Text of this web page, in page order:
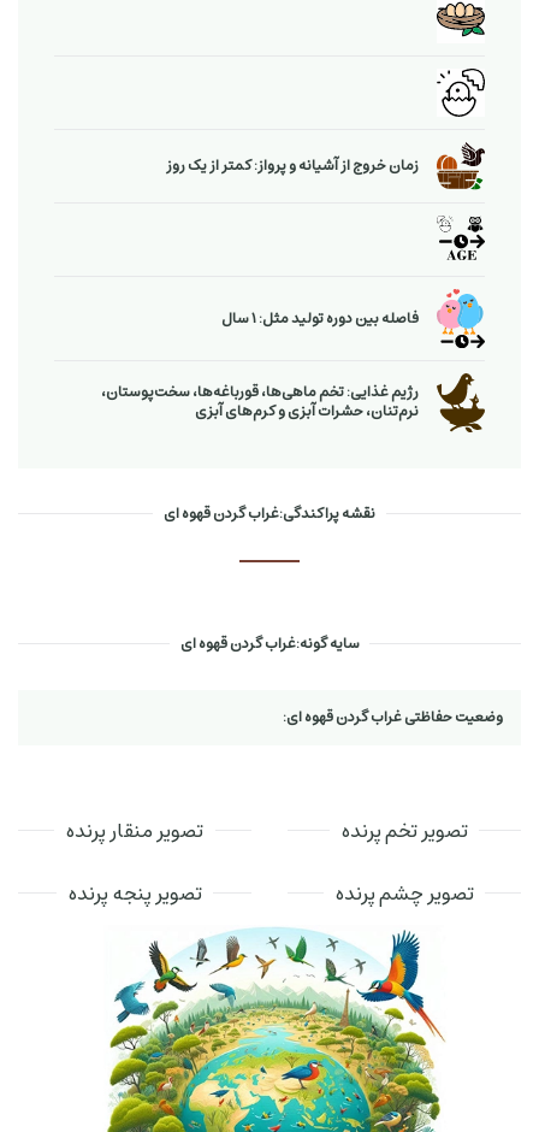
زمان خروج از آشیانه و پرواز: کمتر از یک روز
فاصله بین دوره تولید مثل: 1 سال
رژیم غذایی: تخم ماهی‌ها، قورباغه‌ها، سخت‌پوستان،
نرم‌تنان، حشرات آبزی و كرم‌های آبزی
نقشه پراکندگی:غراب گردن قهوه ای
سایه گونه:غراب گردن قهوه ای
وضعیت حفاظتی غراب گردن قهوه ای:
تصویر تخم پرنده
تصویر منقار پرنده
تصویر چشم پرنده
تصویر پنجه پرنده